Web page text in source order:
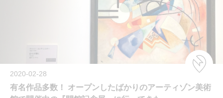
2020-02-28
有名作品多数！ オープンしたばかりのアーティゾン美術